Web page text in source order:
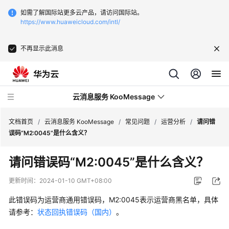
如需了解国际站更多云产品，请访问国际站。
https://www.huaweicloud.com/intl/
不再显示此消息
云消息服务 KooMessage
最
新
动
产
文档首页 / 云消息服务 KooMessage / 常见问题 / 运营分析 / 请问错
误码“M2:0045”是什么含义？
请问错误码“M2:0045”是什么含义？
更新时间： 2024-01-10 GMT+08:00
此错误码为运营商通用错误码，M2:0045表示运营商黑名单，具体
请参考： 状态回执错误码（国内） 。